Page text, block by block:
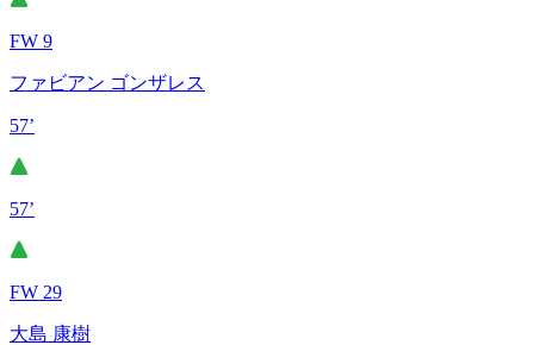
FW 9
ファビアン ゴンザレス
57’
57’
FW 29
大島 康樹